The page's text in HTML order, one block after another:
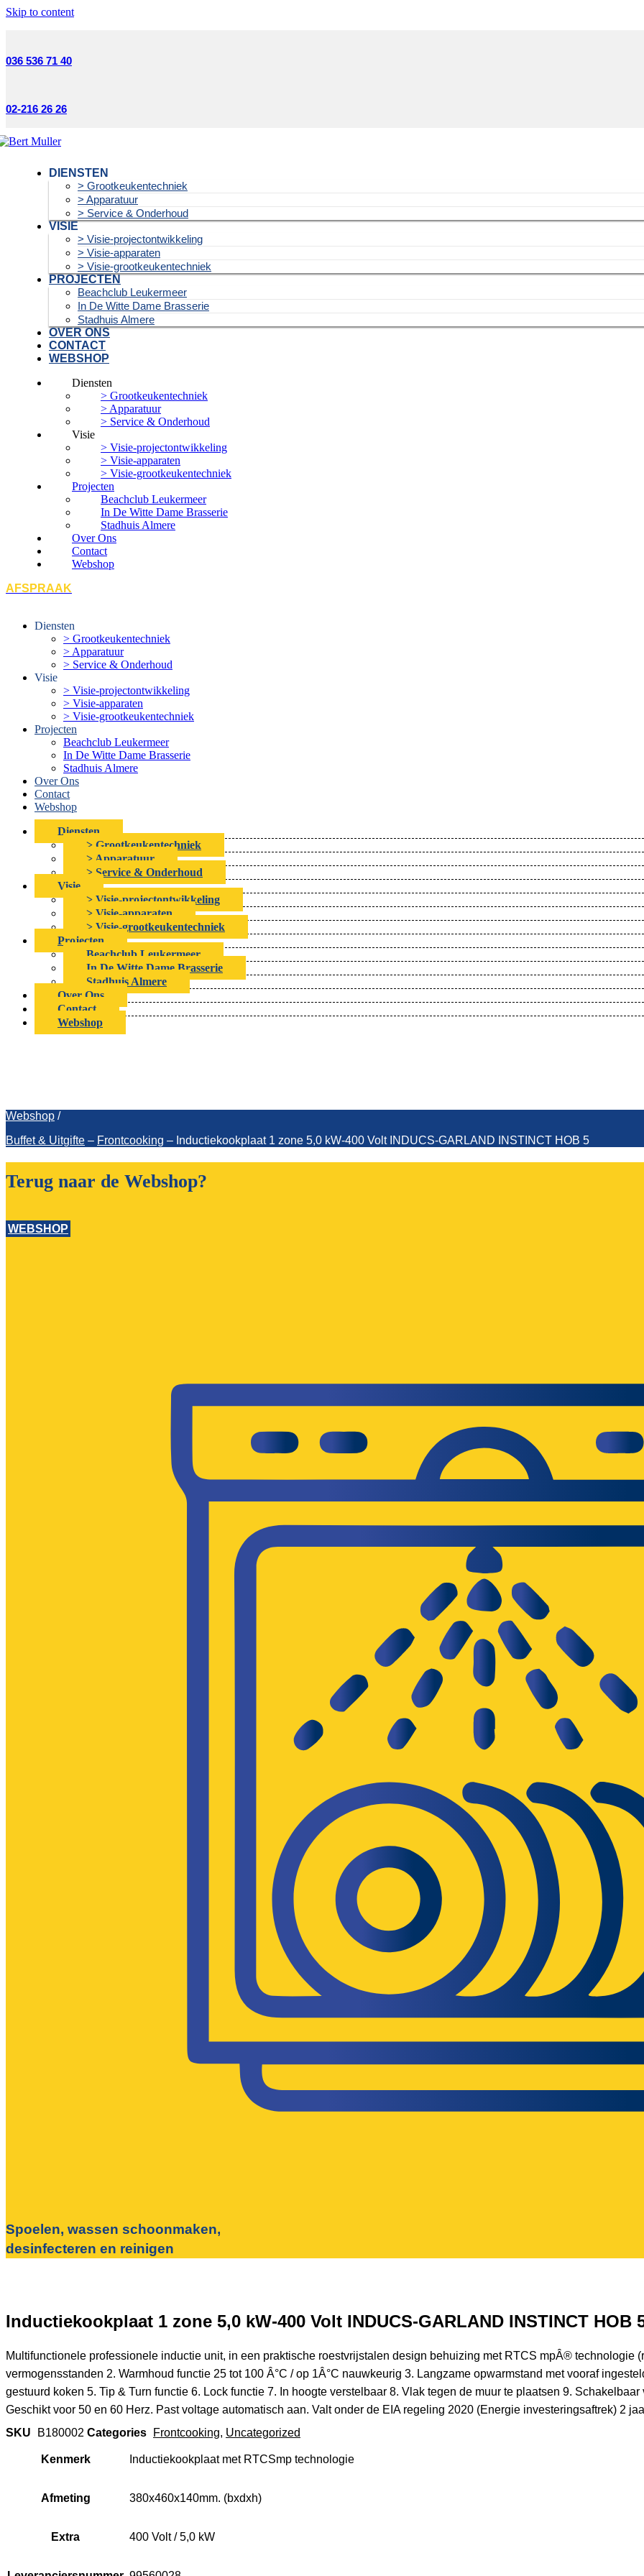
Skip to content
036 536 71 40
02-216 26 26
DIENSTEN
> Grootkeukentechniek
> Apparatuur
> Service & Onderhoud
VISIE
> Visie-projectontwikkeling
> Visie-apparaten
> Visie-grootkeukentechniek
PROJECTEN
Beachclub Leukermeer
In De Witte Dame Brasserie
Stadhuis Almere
OVER ONS
CONTACT
WEBSHOP
Diensten
> Grootkeukentechniek
> Apparatuur
> Service & Onderhoud
Visie
> Visie-projectontwikkeling
> Visie-apparaten
> Visie-grootkeukentechniek
Projecten
Beachclub Leukermeer
In De Witte Dame Brasserie
Stadhuis Almere
Over Ons
Contact
Webshop
AFSPRAAK
Diensten
> Grootkeukentechniek
> Apparatuur
> Service & Onderhoud
Visie
> Visie-projectontwikkeling
> Visie-apparaten
> Visie-grootkeukentechniek
Projecten
Beachclub Leukermeer
In De Witte Dame Brasserie
Stadhuis Almere
Over Ons
Contact
Webshop
Diensten
> Grootkeukentechniek
> Apparatuur
> Service & Onderhoud
Visie
> Visie-projectontwikkeling
> Visie-apparaten
> Visie-grootkeukentechniek
Projecten
Beachclub Leukermeer
In De Witte Dame Brasserie
Stadhuis Almere
Over Ons
Contact
Webshop
Webshop /
Buffet & Uitgifte – Frontcooking – Inductiekookplaat 1 zone 5,0 kW-400 Volt INDUCS-GARLAND INSTINCT HOB 5
Terug naar de Webshop?
WEBSHOP
Spoelen, wassen schoonmaken,
desinfecteren en reinigen
Inductiekookplaat 1 zone 5,0 kW-400 Volt INDUCS-GARLAND INSTINCT HOB
Multifunctionele professionele inductie unit, in een praktische roestvrijstalen design behuizing met RTCS mpÂ® technologie
vermogensstanden 2. Warmhoud functie 25 tot 100 Â°C / op 1Â°C nauwkeurig 3. Langzame opwarmstand met vooraf
gestuurd koken 5. Tip & Turn functie 6. Lock functie 7. In hoogte verstelbaar 8. Vlak tegen de muur te plaatsen 9.
Geschikt voor 50 en 60 Herz. Past voltage automatisch aan. Valt onder de EIA regeling 2020 (Energie investeringsaftrek) 2
SKU
B180002 Categories Frontcooking, Uncategorized
Kenmerk Inductiekookplaat met RTCSmp technologie
Afmeting 380x460x140mm. (bxdxh)
Extra 400 Volt / 5,0 kW